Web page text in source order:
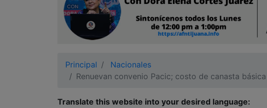
Principal
Nacionales
Renuevan convenio Pacic; costo de canasta
Translate this website into your desired language: